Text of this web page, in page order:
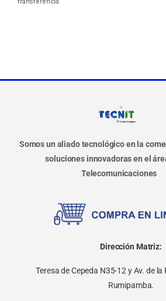
Somos un aliado tecnológico en la
soluciones innovadoras en el
Telecomunicaciones
Dirección Matriz:
Teresa de Cepeda N35-12 y Av. de
Rumipamba.